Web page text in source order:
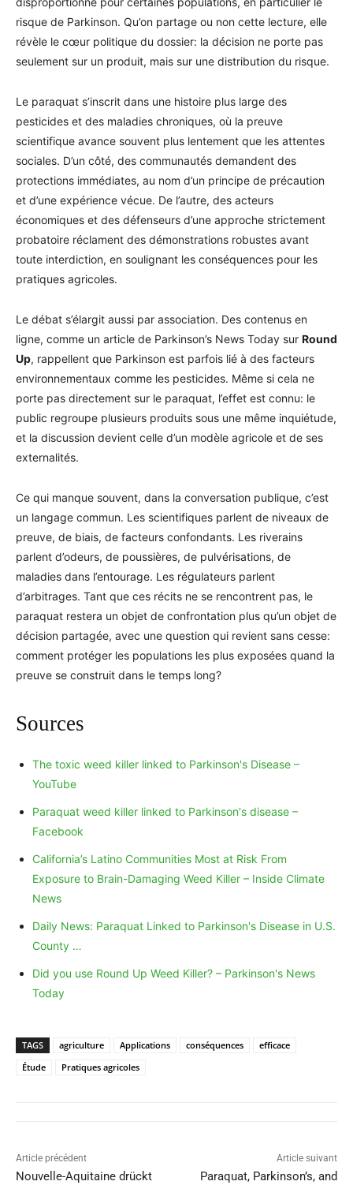
risque de Parkinson. Qu’on partage ou non cette lecture, elle
révèle le cœur politique du dossier: la décision ne porte pas
seulement sur un produit, mais sur une distribution du risque.
Le paraquat s’inscrit dans une histoire plus large des
pesticides et des maladies chroniques, où la preuve
scientifique avance souvent plus lentement que les attentes
sociales. D’un côté, des communautés demandent des
protections immédiates, au nom d’un principe de précaution
et d’une expérience vécue. De l’autre, des acteurs
économiques et des défenseurs d’une approche strictement
probatoire réclament des démonstrations robustes avant
toute interdiction, en soulignant les conséquences pour les
pratiques agricoles.
Le débat s’élargit aussi par association. Des contenus en
ligne, comme un article de Parkinson’s News Today sur Round
Up, rappellent que Parkinson est parfois lié à des facteurs
environnementaux comme les pesticides. Même si cela ne
porte pas directement sur le paraquat, l’effet est connu: le
public regroupe plusieurs produits sous une même inquiétude,
et la discussion devient celle d’un modèle agricole et de ses
externalités.
Ce qui manque souvent, dans la conversation publique, c’est
un langage commun. Les scientifiques parlent de niveaux de
preuve, de biais, de facteurs confondants. Les riverains
parlent d’odeurs, de poussières, de pulvérisations, de
maladies dans l’entourage. Les régulateurs parlent
d’arbitrages. Tant que ces récits ne se rencontrent pas, le
paraquat restera un objet de confrontation plus qu’un objet de
décision partagée, avec une question qui revient sans cesse:
comment protéger les populations les plus exposées quand la
preuve se construit dans le temps long?
Sources
The toxic weed killer linked to Parkinson's Disease –
YouTube
Paraquat weed killer linked to Parkinson's disease –
Facebook
California’s Latino Communities Most at Risk From
Exposure to Brain-Damaging Weed Killer – Inside Climate
News
Daily News: Paraquat Linked to Parkinson's Disease in U.S.
County …
Did you use Round Up Weed Killer? – Parkinson's News
Today
TAGS agriculture Applications conséquences
efficace
Étude
Pratiques agricoles
Article précédent
Nouvelle-Aquitaine drückt
Article suivant
Paraquat, Parkinson’s, and